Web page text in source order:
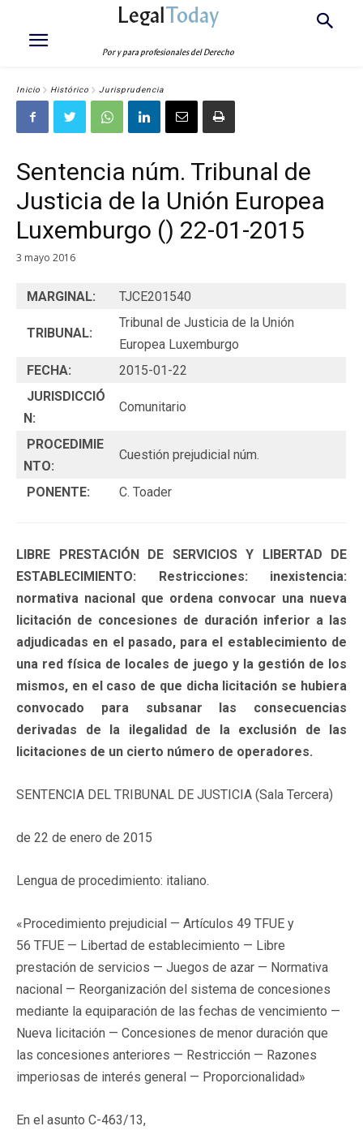
LegalToday
Por y para profesionales del Derecho
Inicio Histórico Jurisprudencia
Sentencia núm. Tribunal de
Justicia de la Unión Europea
Luxemburgo () 22-01-2015
3 mayo 2016
MARGINAL: TJCE201540
TRIBUNAL:
Tribunal de Justicia de la Unión
Europea Luxemburgo
FECHA:
2015-01-22
JURISDICCIÓ
N:
Comunitario
PROCEDIMIE
NTO:
Cuestión prejudicial núm.
PONENTE: C. Toader
LIBRE PRESTACIÓN DE SERVICIOS Y LIBERTAD DE
ESTABLECIMIENTO: Restricciones: inexistencia:
normativa nacional que ordena convocar una nueva
licitación de concesiones de duración inferior a las
adjudicadas en el pasado, para el establecimiento de
una red física de locales de juego y la gestión de los
mismos, en el caso de que dicha licitación se hubiera
convocado para subsanar las consecuencias
derivadas de la ilegalidad de la exclusión de las
licitaciones de un cierto número de operadores.
SENTENCIA DEL TRIBUNAL DE JUSTICIA (Sala Tercera)
de 22 de enero de 2015
Lengua de procedimiento: italiano.
«Procedimiento prejudicial — Artículos 49 TFUE y
56 TFUE — Libertad de establecimiento — Libre
prestación de servicios — Juegos de azar — Normativa
nacional — Reorganización del sistema de concesiones
mediante la equiparación de las fechas de vencimiento —
Nueva licitación — Concesiones de menor duración que
las concesiones anteriores — Restricción — Razones
imperiosas de interés general — Proporcionalidad»
En el asunto C-463/13,